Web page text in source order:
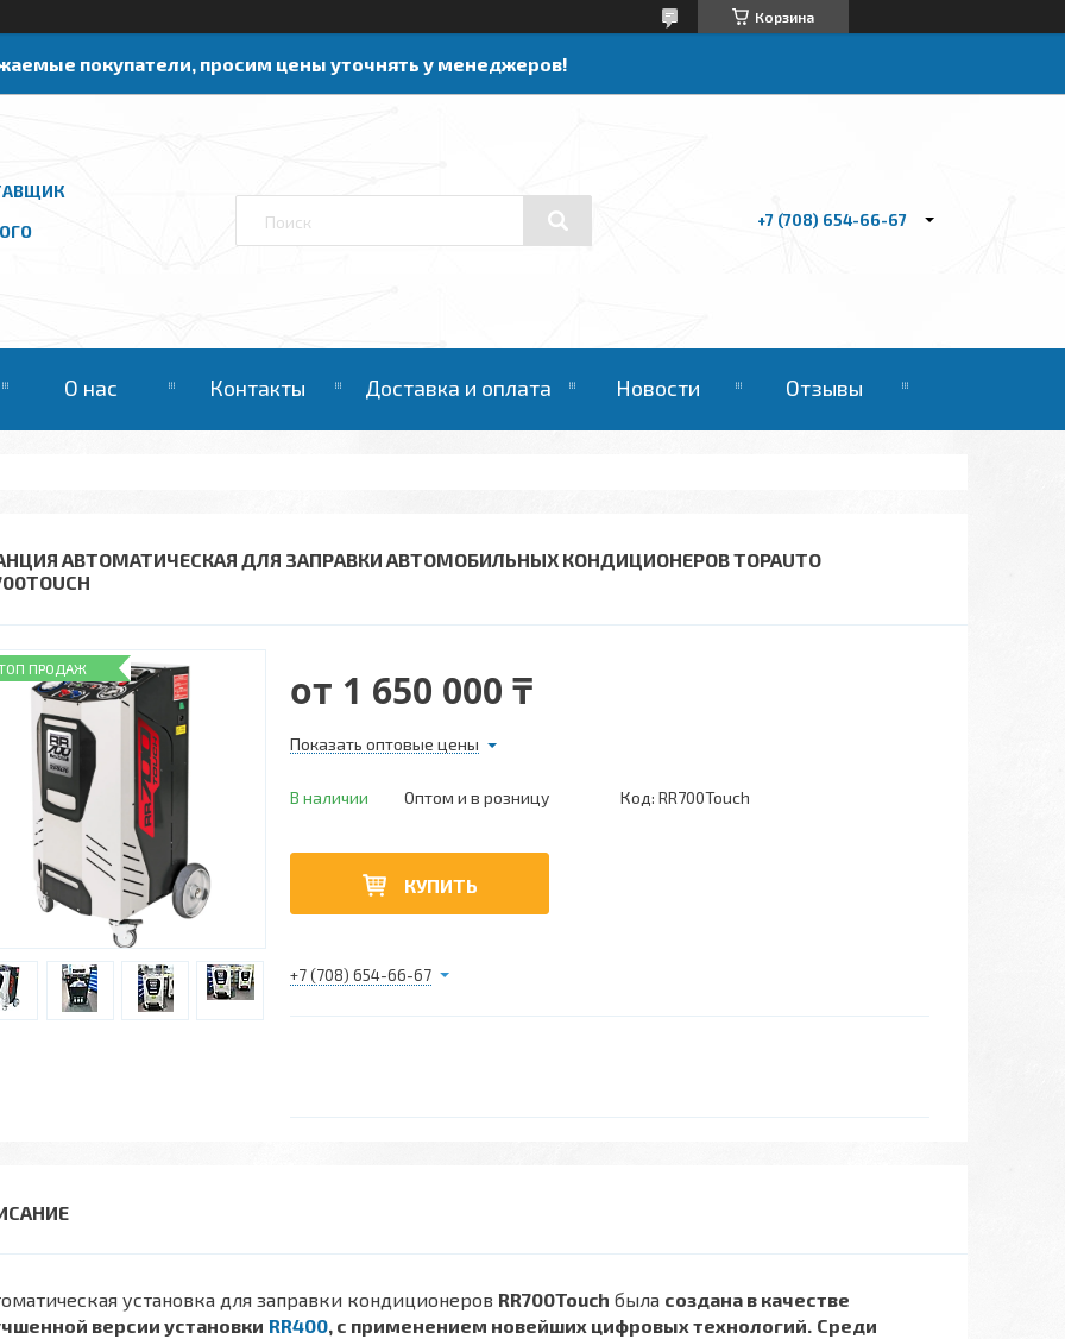
Корзина
покупатели, просим цены уточнять у менеджеров!
+7 (708) 654-66-67
О нас Контакты Доставка и оплата Новости Отзывы
АВТОМАТИЧЕСКАЯ ДЛЯ ЗАПРАВКИ АВТОМОБИЛЬНЫХ КОНДИЦИОНЕРОВ TOPAUTO
ПРОДАЖ от 1 650 000 ₸
Показать оптовые цены
В наличии Оптом и в розницу Код: RR700Touch
КУПИТЬ
+7 (708) 654-66-67
установка для заправки кондиционеров RR700Touch была создана в качестве
версии установки RR400, с применением новейших цифровых технологий. Среди